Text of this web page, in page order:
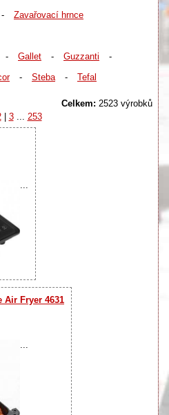
- Zavařovací hrnce
- Gallet - Guzzanti
-
- Steba - Tefal
Celkem: 2523 výrobků
| 3 253
Air Fryer 4631